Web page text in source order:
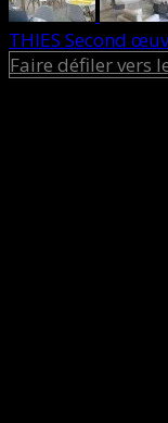
THIES Second
Faire défiler vers